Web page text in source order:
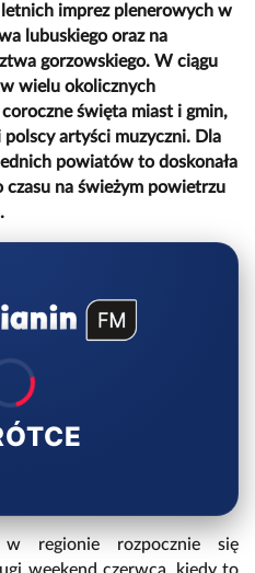
imprez plenerowych w
lubuskiego oraz na
gorzowskiego. W ciągu
wielu okolicznych
święta miast i gmin,
artyści muzyczni. Dla
powiatów to doskonała
czasu na świeżym powietrzu
regionie rozpocznie się